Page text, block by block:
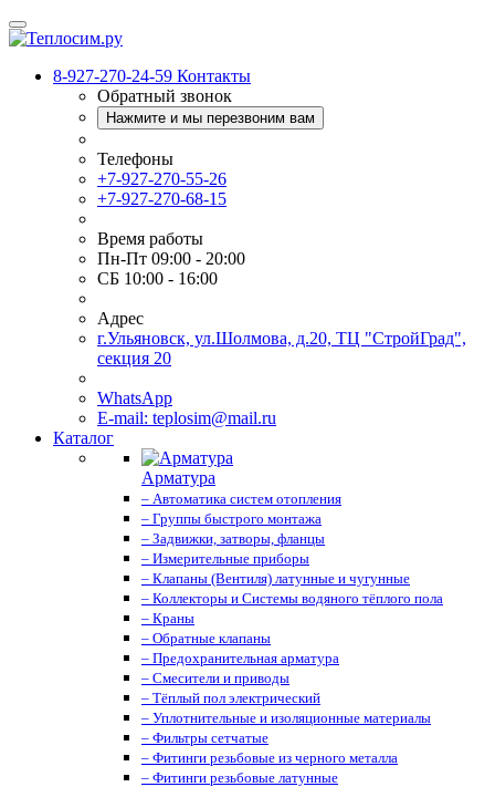
8-927-270-24-59 Контакты
Обратный звонок
Нажмите и мы перезвоним вам
Телефоны
+7-927-270-55-26
+7-927-270-68-15
Время работы
Пн-Пт 09:00 - 20:00
СБ 10:00 - 16:00
Адрес
г.Ульяновск, ул.Шолмова, д.20, ТЦ "СтройГрад",
секция 20
WhatsApp
E-mail: teplosim@mail.ru
Каталог
Арматура
– Автоматика систем отопления
– Группы быстрого монтажа
– Задвижки, затворы, фланцы
– Измерительные приборы
– Клапаны (Вентиля) латунные и чугунные
– Коллекторы и Системы водяного тёплого пола
– Краны
– Обратные клапаны
– Предохранительная арматура
– Смесители и приводы
– Тёплый пол электрический
– Уплотнительные и изоляционные материалы
– Фильтры сетчатые
– Фитинги резьбовые из черного металла
– Фитинги резьбовые латунные